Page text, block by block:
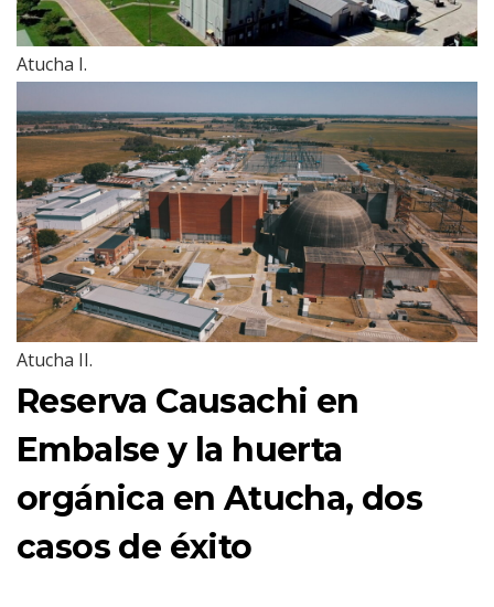
Atucha I.
Atucha II.
Reserva Causachi en
Embalse y la huerta
orgánica en Atucha, dos
casos de éxito